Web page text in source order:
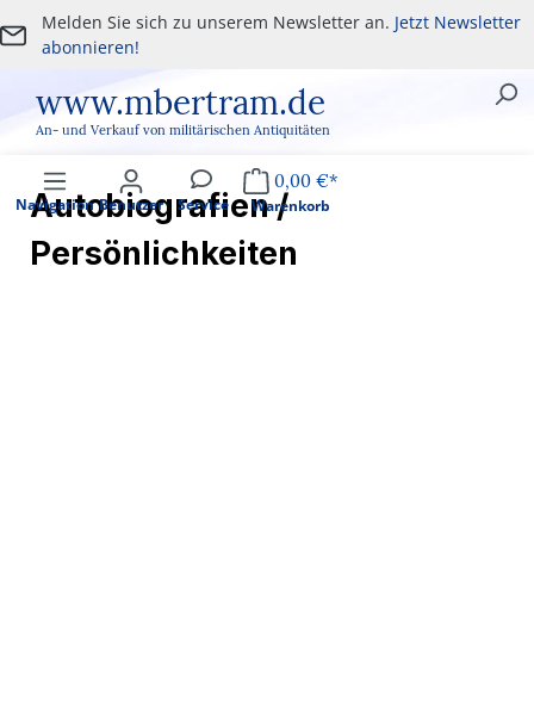
Zum Hauptinhalt springen
Melden Sie sich zu unserem Newsletter an. Jetzt Newsletter
abonnieren!
www.mbertram.de
An- und Verkauf von militärischen Antiquitäten
Navigation Benutzer Service
0,00 €*
Warenkorb
Autobiografien /
Persönlichkeiten